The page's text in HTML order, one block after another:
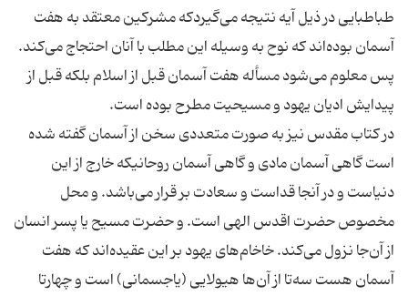
طباطبایی در ذیل آیه نتیجه می‌گیردکه مشرکین معتقد به هفت
آسمان بوده‌اند که نوح به وسیله این مطلب با آنان احتجاج می‌کند.
پس معلوم می‌شود مسأله هفت آسمان قبل از اسلام بلکه قبل از
پیدایش ادیان یهود و مسیحیت مطرح بوده است.
در کتاب مقدس نیز به صورت متعددی سخن از آسمان گفته شده
است گاهی آسمان مادی و گاهی آسمان روحانیکه خارج از این
دنیاست و در آنجا قداست و سعادت بر قرار می‌باشد. و محل
مخصوص حضرت اقدس الهی است. و حضرت مسیح یا پسر انسان
از آن‌جا نزول می‌کند. خاخام‌های یهود بر این عقیده‌اند که هفت
آسمان هست سه‌تا از آن‌ها هیولایی (یاجسمانی) است و چهارتا